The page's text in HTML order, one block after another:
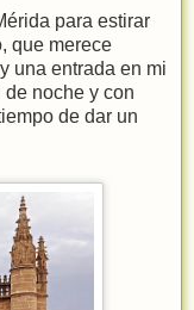
para estirar
que merece
una entrada en mi
noche y con
de dar un